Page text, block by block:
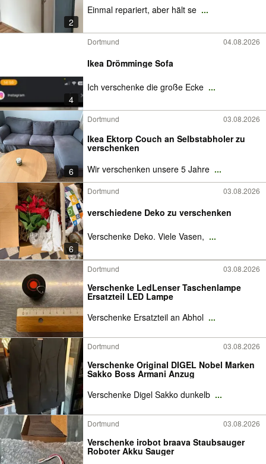
2
Einmal repariert, aber hält se ...
4
Dortmund 04.08.2026
Ikea Drömminge Sofa
Ich verschenke die große Ecke ...
6
Dortmund 03.08.2026
Ikea Ektorp Couch an Selbstabholer zu
verschenken
Wir verschenken unsere 5 Jahre ...
6
Dortmund 03.08.2026
verschiedene Deko zu verschenken
Verschenke Deko. Viele Vasen, ...
Dortmund 03.08.2026
Verschenke LedLenser Taschenlampe
Ersatzteil LED Lampe
Verschenke Ersatzteil an Abhol ...
Dortmund 03.08.2026
Verschenke Original DIGEL Nobel Marken
Sakko Boss Armani Anzug
Verschenke Digel Sakko dunkelb ...
Dortmund 03.08.2026
Verschenke irobot braava Staubsauger
Roboter Akku Sauger